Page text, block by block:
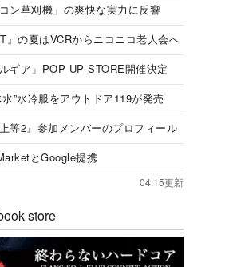
コン草刈機」の爽快な実力に反響
』の夏はVCRからニコニコ老人会へ
ルギア」POP UP STORE開催決定
水”水冷服をアウトドア119が発売
上等2』参加メンバーのプロフィール
とGoogle提携
04:15更新
store